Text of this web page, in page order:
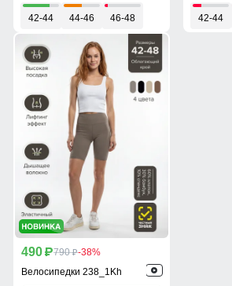
42-44 44-46 46-48 42-44
490 p790 p-38%
Велосипедки 238_1Kh